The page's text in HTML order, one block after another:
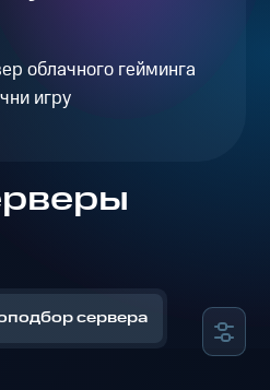
облачного гейминга
игру
сервера